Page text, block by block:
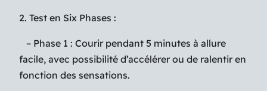
2. Test en Six Phases :
– Phase 1 : Courir pendant 5 minutes à allure
facile, avec possibilité d’accélérer ou de ralentir en
fonction des sensations.